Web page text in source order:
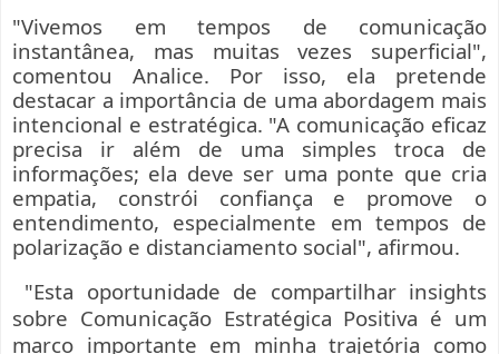
"Vivemos em tempos de comunicação
instantânea, mas muitas vezes superficial",
comentou Analice. Por isso, ela pretende
destacar a importância de uma abordagem mais
intencional e estratégica. "A comunicação eficaz
precisa ir além de uma simples troca de
informações; ela deve ser uma ponte que cria
empatia, constrói confiança e promove o
entendimento, especialmente em tempos de
polarização e distanciamento social", afirmou.
"Esta oportunidade de compartilhar insights
sobre Comunicação Estratégica Positiva é um
marco importante em minha trajetória como